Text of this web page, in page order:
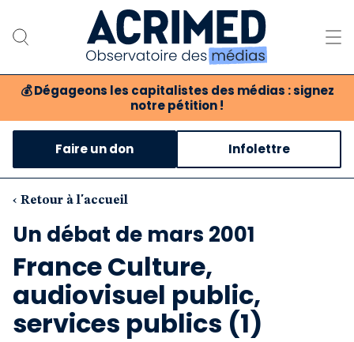
💰 Dégageons les capitalistes des médias : signez
notre pétition !
Notre association
Notre critique des médias
Nos propositions
Notre revue
Boutique
Faire un don Infolettre
‹ Retour à l'accueil
Un débat de mars 2001
France Culture,
audiovisuel public,
services publics (1)